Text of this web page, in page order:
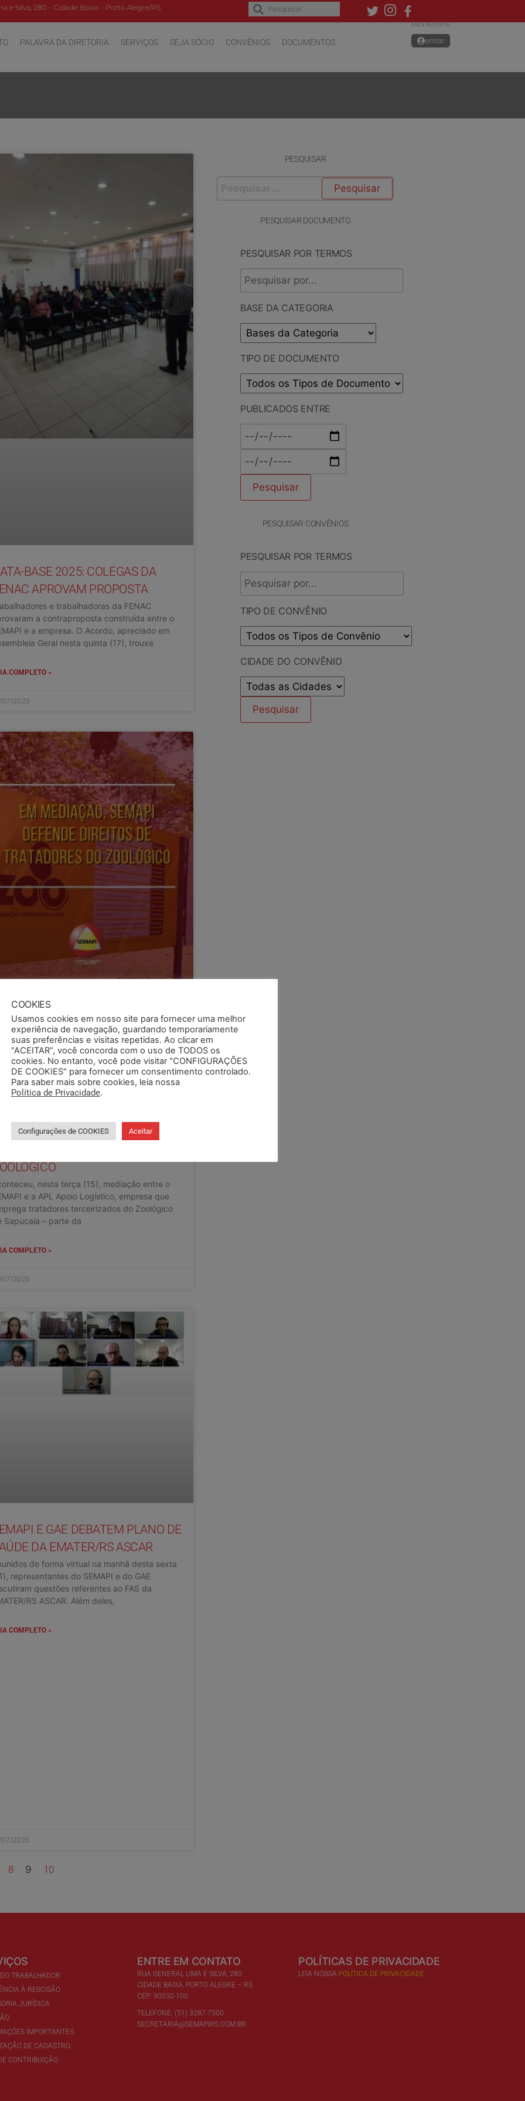
e Silva, 280 – Cidade Baixa – Porto Alegre/RS
PALAVRA DA DIRETORIA SERVIÇOS SEJA SÓCIO CONVÊNIOS DOCUMENTOS
ÁREA RESTRITA
entrar
BASE 2025: COLEGAS DA
APROVAM PROPOSTA
e trabalhadoras da FENAC
a contraproposta construída entre o
e a empresa. O Acordo, apreciado em
Geral nesta quinta (17), trouxe
COMPLETO »
07/2025
MEDIAÇÃO, SEMAPI DEFENDE
nesta terça (15), mediação entre o
e a APL Apoio Logístico, empresa que
tratadores terceirizados do Zoológico
Sapucaia – parte da
COMPLETO »
07/2025
E GAE DEBATEM PLANO DE
DA EMATER/RS ASCAR
de forma virtual na manhã desta sexta
representantes do SEMAPI e do GAE
questões referentes ao FAS da
RS ASCAR. Além deles,
COMPLETO »
07/2025
8 9 10
PESQUISAR
PESQUISAR DOCUMENTO
PESQUISAR POR TERMOS
BASE DA CATEGORIA
TIPO DE DOCUMENTO
PUBLICADOS ENTRE
PESQUISAR CONVÊNIOS
PESQUISAR POR TERMOS
TIPO DE CONVÊNIO
CIDADE DO CONVÊNIO
TRABALHADOR
À RESCISÃO
JURÍDICA
IMPORTANTES
DE CADASTRO
CONTRIBUIÇÃO
ENTRE EM CONTATO
RUA GENERAL LIMA E SILVA, 280
CIDADE BAIXA, PORTO ALEGRE – RS
CEP: 90050-100
TELEFONE: (51) 3287-7500
SECRETARIA@SEMAPIRS.COM.BR
POLÍTICAS DE PRIVACIDADE
LEIA NOSSA POLÍTICA DE PRIVACIDADE
COOKIES
Usamos cookies em nosso site para fornecer uma melhor
experiência de navegação, guardando temporariamente
suas preferências e visitas repetidas. Ao clicar em
“ACEITAR”, você concorda com o uso de TODOS os
cookies. No entanto, você pode visitar "CONFIGURAÇÕES
DE COOKIES" para fornecer um consentimento controlado.
Para saber mais sobre cookies, leia nossa
Política de Privacidade.
Configurações de COOKIES Aceitar